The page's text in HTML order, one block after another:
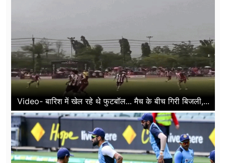
Video- बारिश में खेल रहे थे फुटबॉल... मैच के बीच गिरी बिजली,...